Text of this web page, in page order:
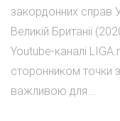
закордонних справ
Великій Британії
Youtube-каналі
сторонником точки
важливою для...